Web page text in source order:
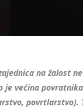
na žalost
je većina
povrtlarstvo).